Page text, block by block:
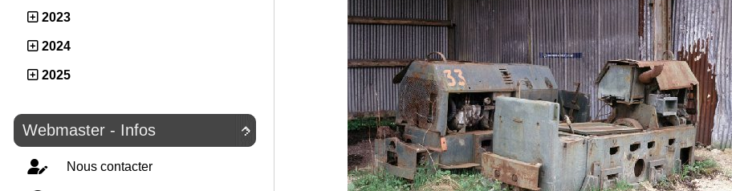
2023
2024
2025

Webmaster - Infos
Nous contacter